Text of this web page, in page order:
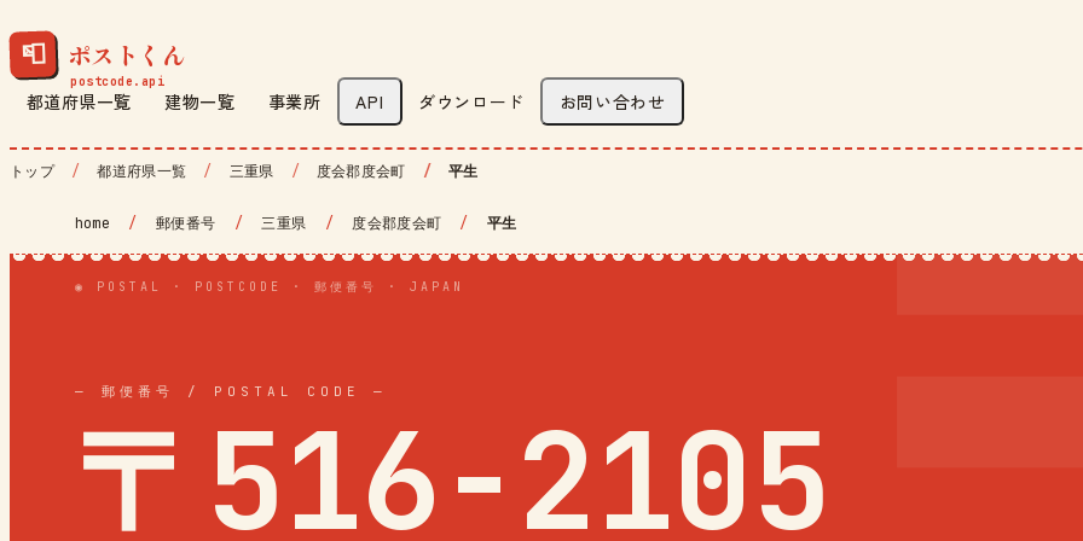
📮 ポストくん
都道府県一覧 建物一覧 事業所 API ダウンロード お問い合わせ
トップ 都道府県一覧 三重県 度会郡度会町 平生
home / 郵便番号 / 三重県 / 度会郡度会町 / 平生
◉ POSTAL · POSTCODE · 郵便番号 · JAPAN
— 郵便番号 / POSTAL CODE —
〒516-2105